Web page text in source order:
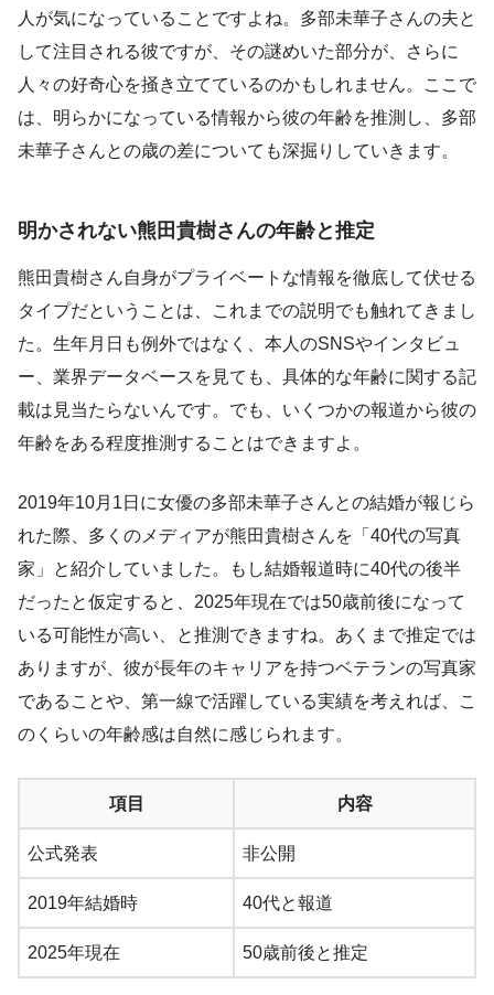
人が気になっていることですよね。多部未華子さんの夫と
して注目される彼ですが、その謎めいた部分が、さらに
人々の好奇心を掻き立てているのかもしれません。ここで
は、明らかになっている情報から彼の年齢を推測し、多部
未華子さんとの歳の差についても深掘りしていきます。
明かされない熊田貴樹さんの年齢と推定
熊田貴樹さん自身がプライベートな情報を徹底して伏せる
タイプだということは、これまでの説明でも触れてきまし
た。生年月日も例外ではなく、本人のSNSやインタビュ
ー、業界データベースを見ても、具体的な年齢に関する記
載は見当たらないんです。でも、いくつかの報道から彼の
年齢をある程度推測することはできますよ。
2019年10月1日に女優の多部未華子さんとの結婚が報じら
れた際、多くのメディアが熊田貴樹さんを「40代の写真
家」と紹介していました。もし結婚報道時に40代の後半
だったと仮定すると、2025年現在では50歳前後になって
いる可能性が高い、と推測できますね。あくまで推定では
ありますが、彼が長年のキャリアを持つベテランの写真家
であることや、第一線で活躍している実績を考えれば、こ
のくらいの年齢感は自然に感じられます。
項目 内容
公式発表 非公開
2019年結婚時 40代と報道
2025年現在 50歳前後と推定